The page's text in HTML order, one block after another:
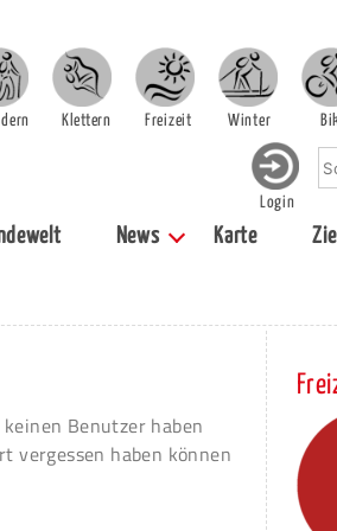
Klettern Freizeit Winter
Login
News Karte
Benutzer haben
vergessen haben können